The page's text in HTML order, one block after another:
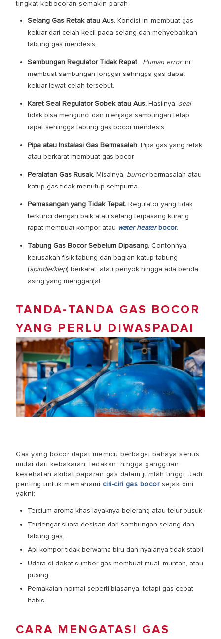
tingkat kebocoran semakin parah.
Selang Gas Retak atau Aus. Kondisi ini membuat gas
keluar dari celah kecil pada selang dan menyebabkan
tabung gas mendesis.
Sambungan Regulator Tidak Rapat. Human errorini
membuat sambungan longgar sehingga gas dapat
keluar lewat celah tersebut.
Karet Seal Regulator Sobek atau Aus. Hasilnya, seal
tidak bisa mengunci dan menjaga sambungan tetap
rapat sehinggatabung gas bocor mendesis.
Pipa atau Instalasi Gas Bermasalah. Pipa gas yang retak
atau berkarat membuat gas bocor.
Peralatan Gas Rusak. Misalnya, burnerbermasalah atau
katup gas tidak menutup sempurna.
Pemasangan yang Tidak Tepat. Regulator yang tidak
terkunci dengan baik atau selang terpasang kurang
rapat membuat kompor atau water heaterbocor.
Tabung Gas Bocor Sebelum Dipasang. Contohnya,
kerusakan fisik tabung dan bagian katup tabung
(spindle/klep) berkarat, atau penyok hingga ada benda
asing yang mengganjal.
TANDA-TANDA GAS BOCOR
YANG PERLU DIWASPADAI
Gas yang bocor dapat memicu berbagai bahaya serius,
mulai dari kebakaran, ledakan, hingga gangguan
kesehatan akibat paparan gas dalam jumlah tinggi. Jadi,
penting untuk memahami ciri-ciri gas bocorsejak dini
yakni:
Tercium aroma khas layaknya belerang atau telur busuk.
Terdengar suara desisan dari sambungan selang dan
tabung gas.
Api kompor tidak berwarna biru dan nyalanya tidak stabil.
Udara di dekat sumber gas membuat mual, muntah, atau
pusing.
Pemakaian normal seperti biasanya, tetapi gas cepat
habis.
CARA MENGATASI GAS